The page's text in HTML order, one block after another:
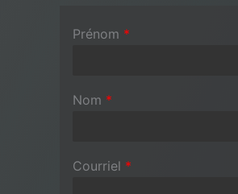
Prénom *
Nom *
Courriel *